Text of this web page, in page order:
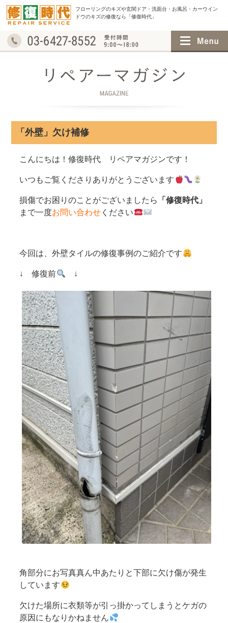
フローリングのキズや玄関ドア・洗面台・お風呂・ カーウイン
ドウのキズの修復なら「修復時代」
「外壁」欠け補修
こんにちは！修復時代 リペアマガジンです！
いつもご覧くださりありがとうございます
損傷でお困りのことがございましたら
「修復時代」
まで一度お問い合わせ ください
今回は、外壁タイルの修復事例のご紹介です
↓ 修復前 ↓
角部分にお写真真ん中あたりと下部に欠け傷が発生
しています
欠けた場所に衣類等が引っ掛かってしまうとケガの
原因にもなりかねません